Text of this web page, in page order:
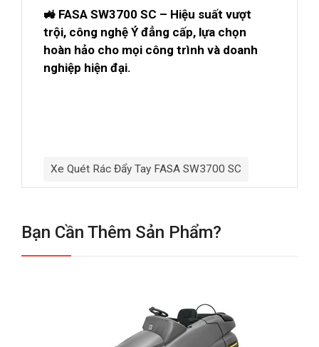
🚜 FASA SW3700 SC – Hiệu suất vượt
trội, công nghệ Ý đẳng cấp, lựa chọn
hoàn hảo cho mọi công trình và doanh
nghiệp hiện đại.
Xe Quét Rác Đẩy Tay FASA SW3700 SC
Bạn Cần Thêm Sản Phẩm?